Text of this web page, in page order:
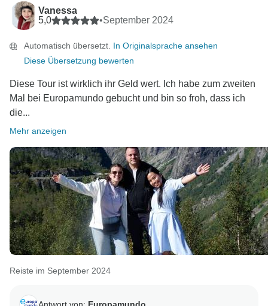
Vanessa
5,0
•September 2024
Automatisch übersetzt. In Originalsprache ansehen
Diese Übersetzung bewerten
Diese Tour ist wirklich ihr Geld wert. Ich habe zum zweiten
Mal bei Europamundo gebucht und bin so froh, dass ich
die...
Mehr anzeigen
Reiste im September 2024
Antwort von: Europamundo